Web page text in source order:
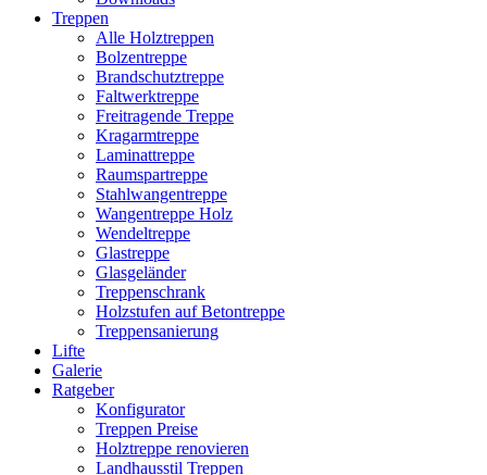
Treppen
Alle Holztreppen
Bolzentreppe
Brandschutztreppe
Faltwerktreppe
Freitragende Treppe
Kragarmtreppe
Laminattreppe
Raumspartreppe
Stahlwangentreppe
Wangentreppe Holz
Wendeltreppe
Glastreppe
Glasgeländer
Treppenschrank
Holzstufen auf Betontreppe
Treppensanierung
Lifte
Galerie
Ratgeber
Konfigurator
Treppen Preise
Holztreppe renovieren
Landhausstil Treppen